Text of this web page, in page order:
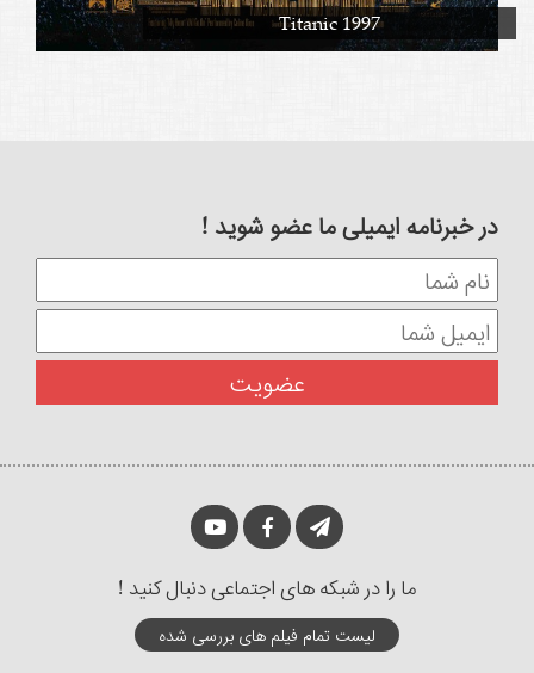
Titanic 1997
در خبرنامه ایمیلی ما عضو شوید !
ما را در شبکه های اجتماعی دنبال کنید !
لیست تمام فیلم های بررسی شده